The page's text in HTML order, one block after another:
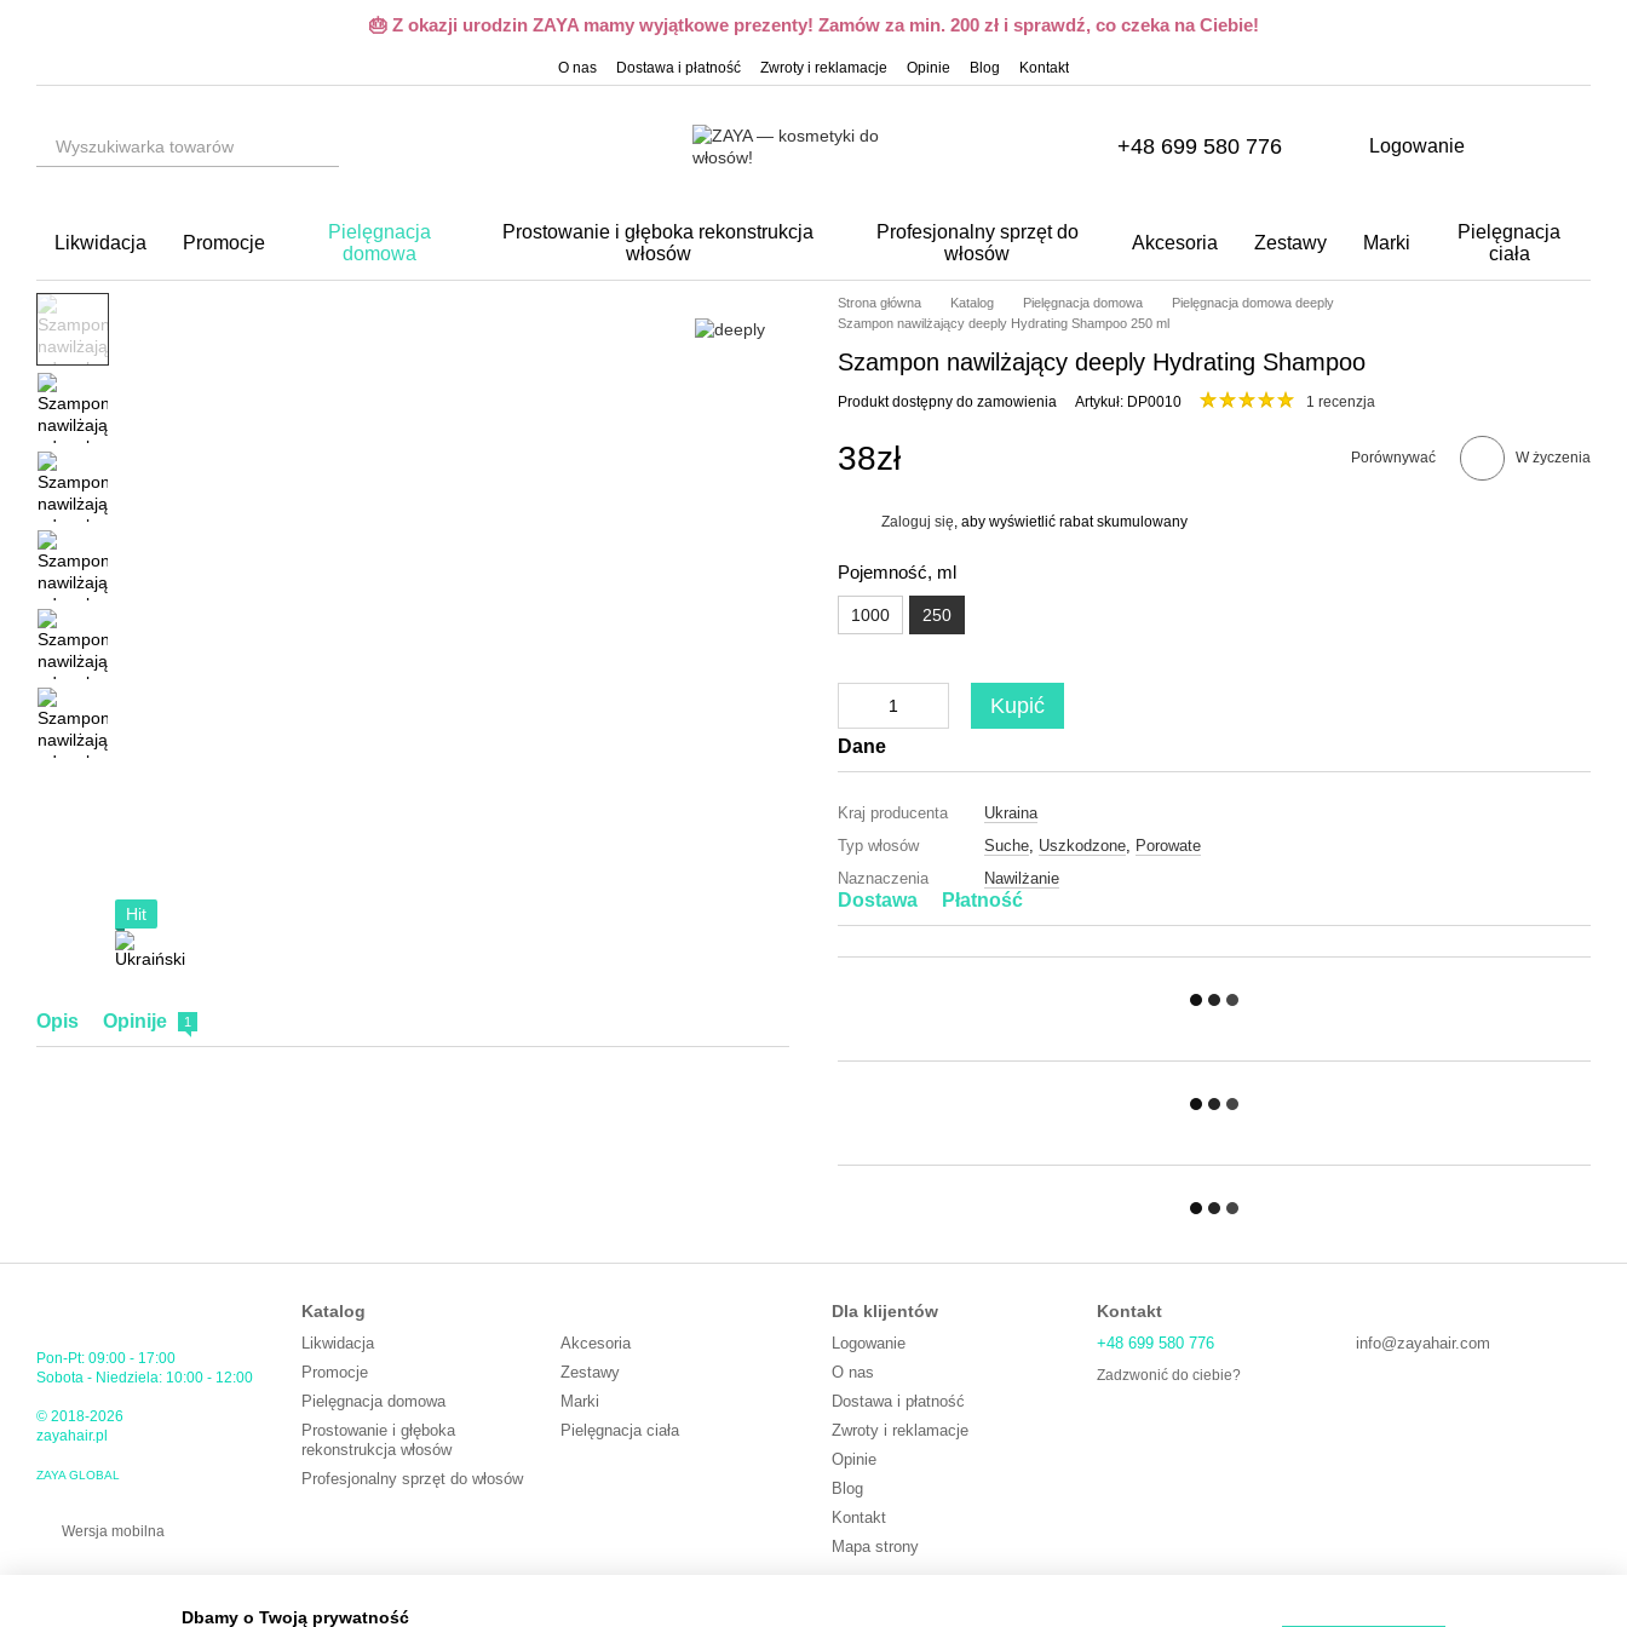
🎂 Z okazji urodzin ZAYA mamy wyjątkowe prezenty! Zamów za min. 200 zł i sprawdź, co czeka na Ciebie!
O nas Dostawa i płatność Zwroty i reklamacje Opinie Blog Kontakt
+48 699 580 776 Logowanie
Likwidacja Promocje
Pielęgnacja
domowa
Prostowanie i głęboka rekonstrukcja
włosów
Profesjonalny sprzęt do
włosów
Akcesoria Zestawy Marki
Pielęgnacja
ciała
Hit
Opis Opinije 1
Strona główna Katalog Pielęgnacja domowa
Pielęgnacja domowa deeply
Szampon nawilżający deeply Hydrating Shampoo 250 ml
Szampon nawilżający deeply Hydrating Shampoo
Produkt dostępny do zamowienia Artykuł: DP0010 1 recenzja
38zł Porównywać W życzenia
Zaloguj się , aby wyświetlić rabat skumulowany
Pojemność, ml
1000 250
Kupić
Dane
Kraj producenta
Ukraina
Typ włosów
Suche, Uszkodzone, Porowate
Naznaczenia
Nawilżanie
Dostawa Płatność
Pon-Pt: 09:00 - 17:00
Sobota - Niedziela: 10:00 - 12:00
© 2018-2026
zayahair.pl
ZAYA GLOBAL
Wersja mobilna
Katalog
Likwidacja
Promocje
Pielęgnacja domowa
Prostowanie i głęboka
rekonstrukcja włosów
Profesjonalny sprzęt do włosów
Akcesoria
Zestawy
Marki
Pielęgnacja ciała
Dla klijentów
Logowanie
O nas
Dostawa i płatność
Zwroty i reklamacje
Opinie
Blog
Kontakt
Mapa strony
Kontakt
+48 699 580 776
Zadzwonić do ciebie?
info@zayahair.com
Dbamy o Twoją prywatność